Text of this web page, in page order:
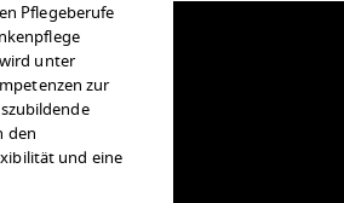
Pflegeberufe
unter
zur
den
und eine